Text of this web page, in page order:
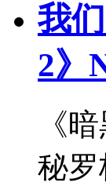
我
2》
《
秘